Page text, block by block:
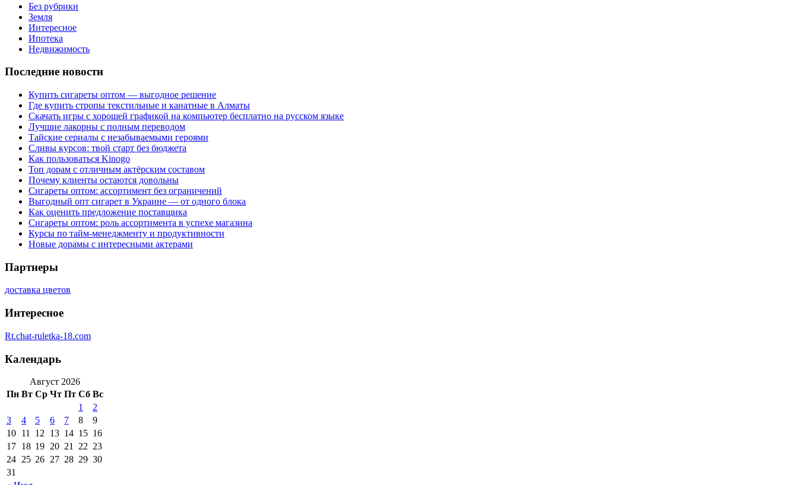
Без рубрики
Земля
Интересное
Ипотека
Недвижимость
Последние новости
Купить сигареты оптом — выгодное решение
Где купить стропы текстильные и канатные в Алматы
Скачать игры с хорошей графикой на компьютер бесплатно на русском языке
Лучшие лакорны с полным переводом
Тайские сериалы с незабываемыми героями
Сливы курсов: твой старт без бюджета
Как пользоваться Kinogo
Топ дорам с отличным актёрским составом
Почему клиенты остаются довольны
Сигареты оптом: ассортимент без ограничений
Выгодный опт сигарет в Украине — от одного блока
Как оценить предложение поставщика
Сигареты оптом: роль ассортимента в успехе магазина
Курсы по тайм-менеджменту и продуктивности
Новые дорамы с интересными актерами
Партнеры
доставка цветов
Интересное
Rt.chat-ruletka-18.com
Календарь
Август 2026
Пн Вт Ср Чт Пт Сб Вс
1
2
3
4 5 6 7 8
9
10 11 12 13 14 15 16
17 18 19 20 21 22 23
24 25 26 27 28 29 30
31